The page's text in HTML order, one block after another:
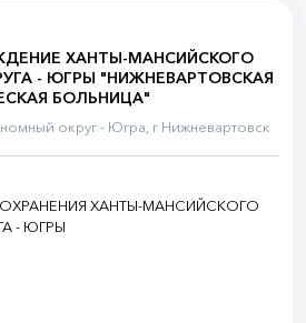
ХАНТЫ-МАНСИЙСКОГО
- ЮГРЫ "НИЖНЕВАРТОВСКАЯ
БОЛЬНИЦА"
округ - Югра, г Нижневартовск
ХАНТЫ-МАНСИЙСКОГО
- ЮГРЫ